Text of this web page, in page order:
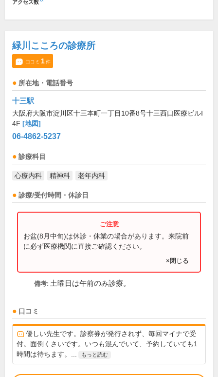
アクセス数
緑川こころの診療所
口コミ 1件
所在地・電話番号
十三駅
大阪府大阪市淀川区十三本町一丁目10番8号十三西口医療ビルⅠ
4F [地図]
06-4862-5237
診療科目
心療内科 精神科 老年内科
診療/受付時間・休診日
お盆(8月中旬)は休診・休業の場合があります。来院前
に必ず医療機関に直接ご確認ください。
×閉じる
備考: 土曜日は午前のみ診療。
口コミ
優しい先生です。診察券が発行されず、毎回マイナで受
付。面倒くさいです。いつも混んでいて、予約していても1
時間は待ちます。...
もっと読む